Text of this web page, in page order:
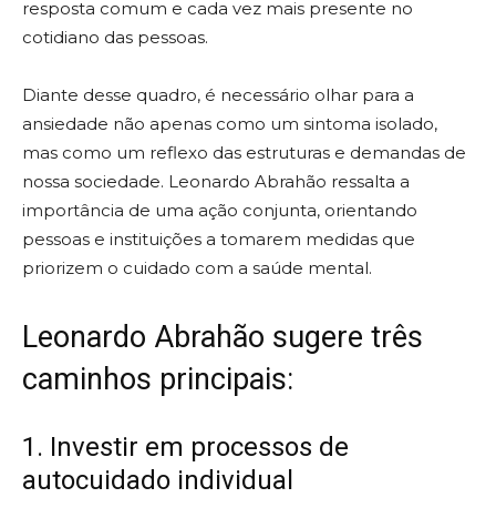
resposta comum e cada vez mais presente no
cotidiano das pessoas.
Diante desse quadro, é necessário olhar para a
ansiedade não apenas como um sintoma isolado,
mas como um reflexo das estruturas e demandas de
nossa sociedade. Leonardo Abrahão ressalta a
importância de uma ação conjunta, orientando
pessoas e instituições a tomarem medidas que
priorizem o cuidado com a saúde mental.
Leonardo Abrahão sugere três
caminhos principais:
1. Investir em processos de
autocuidado individual